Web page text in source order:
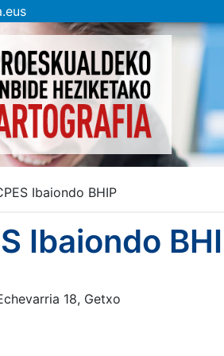
Ibaiondo BHIP
Ibaiondo
18, Getxo